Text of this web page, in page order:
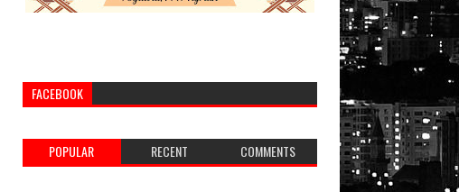
FACEBOOK
POPULAR RECENT COMMENTS